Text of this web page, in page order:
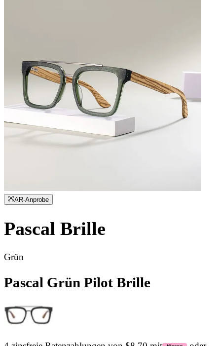
AR-Anprobe
Pascal Brille
Grün
Pascal Grün Pilot Brille